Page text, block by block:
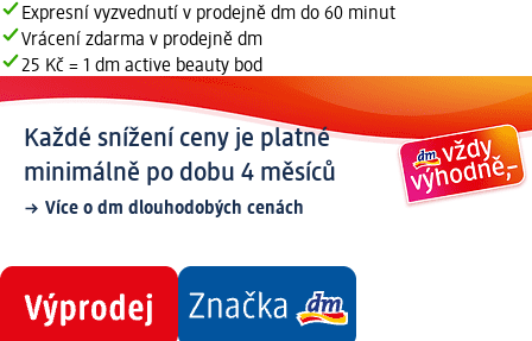
Expresní vyzvednutí v prodejně dm do 60 minut
Vrácení zdarma v prodejně dm
25 Kč = 1 dm active beauty bod
Každé snížení ceny je platné
minimálně po dobu 4 měsíců
Více o dm dlouhodobých cenách